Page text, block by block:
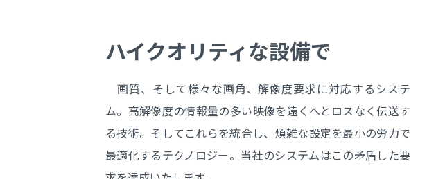
ハイクオリティな設備で
画質、そして様々な画角、解像度要求に対応するシステ
ム。高解像度の情報量の多い映像を遠くへとロスなく伝送す
る技術。そしてこれらを統合し、煩雑な設定を最小の労力で
最適化するテクノロジー。当社のシステムはこの矛盾した要